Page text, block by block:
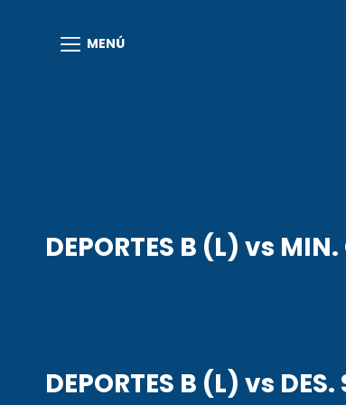
MENÚ
DEPORTES B (L) vs
DEPORTES B (L) vs